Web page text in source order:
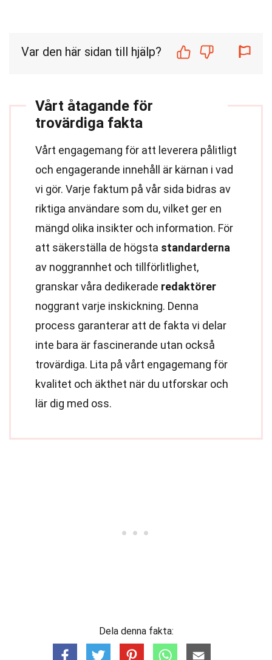
Var den här sidan till hjälp?
Vårt åtagande för
trovärdiga fakta
Vårt engagemang för att leverera pålitligt
och engagerande innehåll är kärnan i vad
vi gör. Varje faktum på vår sida bidras av
riktiga användare som du, vilket ger en
mängd olika insikter och information. För
att säkerställa de högsta standarderna
av noggrannhet och tillförlitlighet,
granskar våra dedikerade redaktörer
noggrant varje inskickning. Denna
process garanterar att de fakta vi delar
inte bara är fascinerande utan också
trovärdiga. Lita på vårt engagemang för
kvalitet och äkthet när du utforskar och
lär dig med oss.
Dela denna fakta: